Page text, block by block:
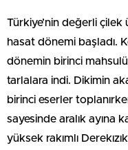
Türkiye’nin değerli
hasat dönemi başladı.
dönemin birinci
tarlalara indi. Dikimin
birinci eserler
sayesinde aralık ayına
yüksek rakımlı